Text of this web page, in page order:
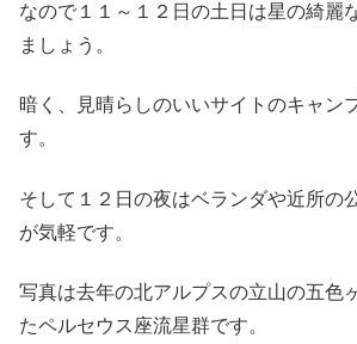
なので１１～１２日の土日は星の綺麗
ましょう。
暗く、見晴らしのいいサイトのキャン
す。
そして１２日の夜はベランダや近所の
が気軽です。
写真は去年の北アルプスの立山の五色
たペルセウス座流星群です。